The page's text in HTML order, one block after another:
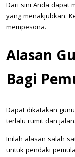
Dari sini Anda dapat
yang menakjubkan.
mempesona.
Alasan
Bagi
Dapat dikatakan
terlalu rumit dan
Inilah alasan salah
untuk pendaki